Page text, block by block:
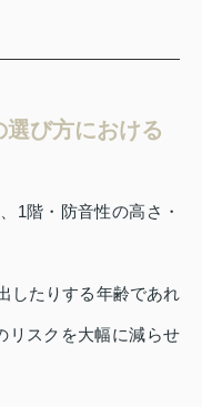
び方における
1階・防音性の高さ・
したりする年齢であれ
リスクを大幅に減らせ